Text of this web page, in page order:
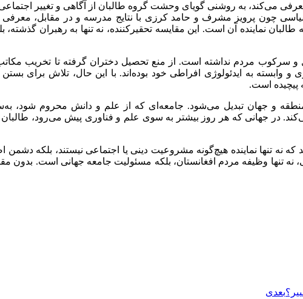
می‌کند، به روشنی گویای وحشت گروه طالبان از آگاهی و تغییر
سیاسی چون پرویز مشرف و حامد کرزی با نتایج مدرسه و در مقابل،
نماینده آن است. این مقایسه تحقیرکننده، نه تنها به رهبران گذشته،
سرکوب مردم نداشته است. از منع تحصیل دختران گرفته تا تخریب مکاتب
و وابسته به ایدئولوژی افراطی خود بوده‌اند. با این حال، تلاش برای
پیچیده است.
منطقه و جهان تبدیل می‌شود. جامعه‌ای که از علم و دانش محروم شود،
در جهانی که هر روز بیشتر به سوی علم و فناوری پیش می‌رود،
که نه تنها نماینده هیچ‌گونه مشروعیت دینی یا اجتماعی نیستند، بلکه
نه تنها وظیفه مردم افغانستان، بلکه مسئولیت جامعه جهانی است. بدون
بعدی